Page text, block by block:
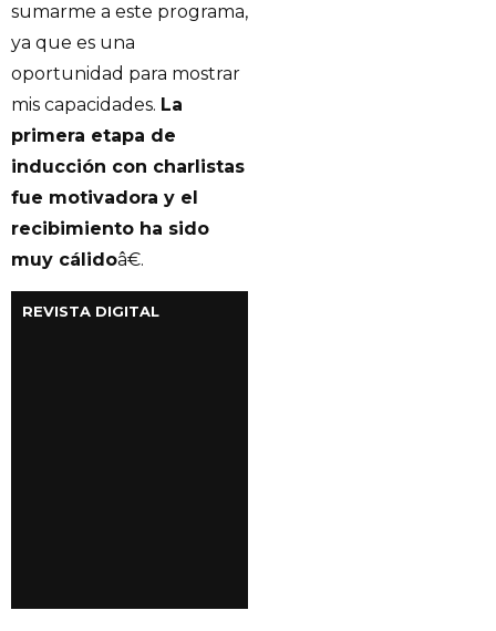
sumarme a este programa,
ya que es una
oportunidad para mostrar
mis capacidades. La
primera etapa de
inducción con charlistas
fue motivadora y el
recibimiento ha sido
muy cálidoâ€.
REVISTA DIGITAL